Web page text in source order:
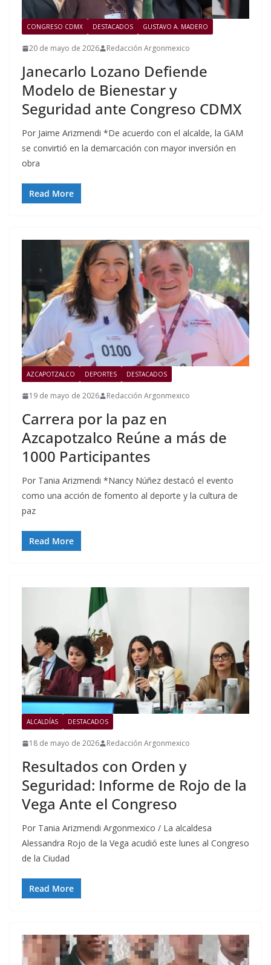
CONGRESO CDMX DESTACADOS GUSTAVO A. MADERO
20 de mayo de 2026 Redacción Argonmexico
Janecarlo Lozano Defiende
Modelo de Bienestar y
Seguridad ante Congreso CDMX
Por Jaime Arizmendi *De acuerdo con el alcalde, la GAM
se convirtió en la demarcación con mayor inversión en
obra
Read More
AZCAPOTZALCO DEPORTES DESTACADOS
19 de mayo de 2026 Redacción Argonmexico
Carrera por la paz en
Azcapotzalco Reúne a más de
1000 Participantes
Por Tania Arizmendi *Nancy Núñez destacó el evento
como una acción de fomento al deporte y la cultura de
paz
Read More
ALCALDÍAS DESTACADOS
18 de mayo de 2026 Redacción Argonmexico
Resultados con Orden y
Seguridad: Informe de Rojo de la
Vega Ante el Congreso
Por Tania Arizmendi Argonmexico / La alcaldesa
Alessandra Rojo de la Vega acudió este lunes al Congreso
de la Ciudad
Read More